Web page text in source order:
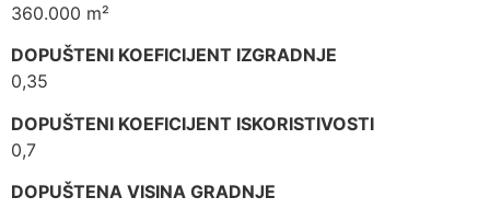
360.000 m²
DOPUŠTENI KOEFICIJENT IZGRADNJE
0,35
DOPUŠTENI KOEFICIJENT ISKORISTIVOSTI
0,7
DOPUŠTENA VISINA GRADNJE